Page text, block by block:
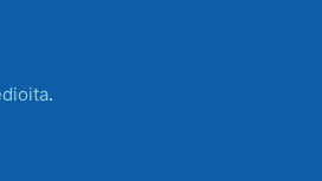
.